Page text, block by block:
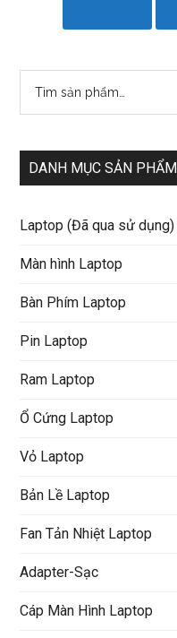
DANH MỤC SẢN PHẨM
Laptop (Đã qua sử dụng)
Màn hình Laptop
Bàn Phím Laptop
Pin Laptop
Ram Laptop
Ổ Cứng Laptop
Vỏ Laptop
Bản Lề Laptop
Fan Tản Nhiệt Laptop
Adapter-Sạc
Cáp Màn Hình Laptop